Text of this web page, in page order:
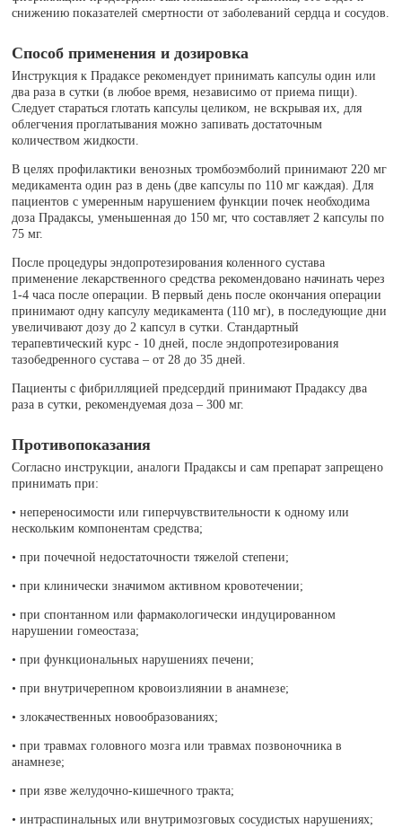
снижению показателей смертности от заболеваний сердца и сосудов.
Способ применения и дозировка
Инструкция к Прадаксе рекомендует принимать капсулы один или
два раза в сутки (в любое время, независимо от приема пищи).
Следует стараться глотать капсулы целиком, не вскрывая их, для
облегчения проглатывания можно запивать достаточным
количеством жидкости.
В целях профилактики венозных тромбоэмболий принимают 220 мг
медикамента один раз в день (две капсулы по 110 мг каждая). Для
пациентов с умеренным нарушением функции почек необходима
доза Прадаксы, уменьшенная до 150 мг, что составляет 2 капсулы по
75 мг.
После процедуры эндопротезирования коленного сустава
применение лекарственного средства рекомендовано начинать через
1-4 часа после операции. В первый день после окончания операции
принимают одну капсулу медикамента (110 мг), в последующие дни
увеличивают дозу до 2 капсул в сутки. Стандартный
терапевтический курс - 10 дней, после эндопротезирования
тазобедренного сустава – от 28 до 35 дней.
Пациенты с фибрилляцией предсердий принимают Прадаксу два
раза в сутки, рекомендуемая доза – 300 мг.
Противопоказания
Согласно инструкции, аналоги Прадаксы и сам препарат запрещено
принимать при:
• непереносимости или гиперчувствительности к одному или
нескольким компонентам средства;
• при почечной недостаточности тяжелой степени;
• при клинически значимом активном кровотечении;
• при спонтанном или фармакологически индуцированном
нарушении гомеостаза;
• при функциональных нарушениях печени;
• при внутричерепном кровоизлиянии в анамнезе;
• злокачественных новообразованиях;
• при травмах головного мозга или травмах позвоночника в
анамнезе;
• при язве желудочно-кишечного тракта;
• интраспинальных или внутримозговых сосудистых нарушениях;